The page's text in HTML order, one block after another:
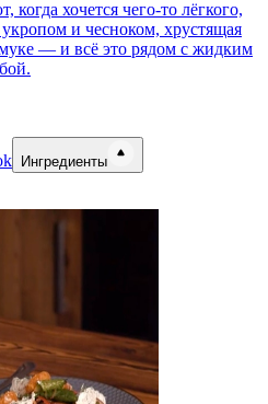
когда хочется чего-то лёгкого,
и чесноком, хрустящая
— и всё это рядом с жидким
Ингредиенты